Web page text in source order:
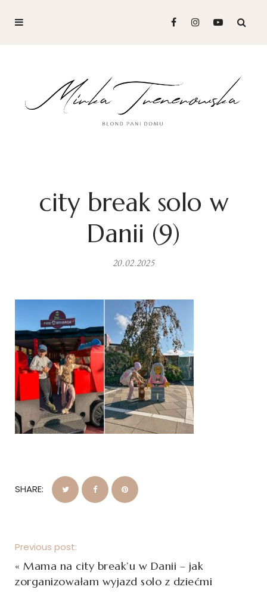
city break solo w
Danii (9)
20.02.2025
SHARE:
Previous post:
« Mama na city break’u w Danii – jak
zorganizowałam wyjazd solo z dziećmi